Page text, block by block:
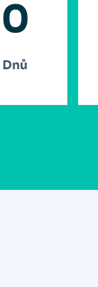
0
Dnů